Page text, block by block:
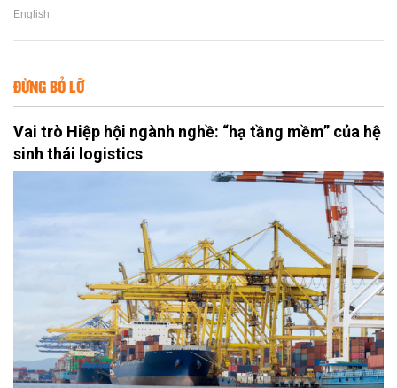
English
ĐỪNG BỎ LỠ
Vai trò Hiệp hội ngành nghề: “hạ tầng mềm” của hệ
sinh thái logistics